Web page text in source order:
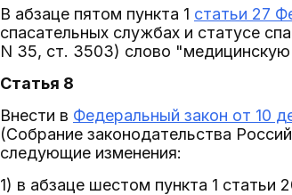
В абзаце пятом пункта 1 статьи 27
спасательных службах и статусе
N 35, ст. 3503) слово
Статья 8
Внести в Федеральный закон от 10
(Собрание законодательства
следующие изменения:
1) в абзаце шестом пункта 1